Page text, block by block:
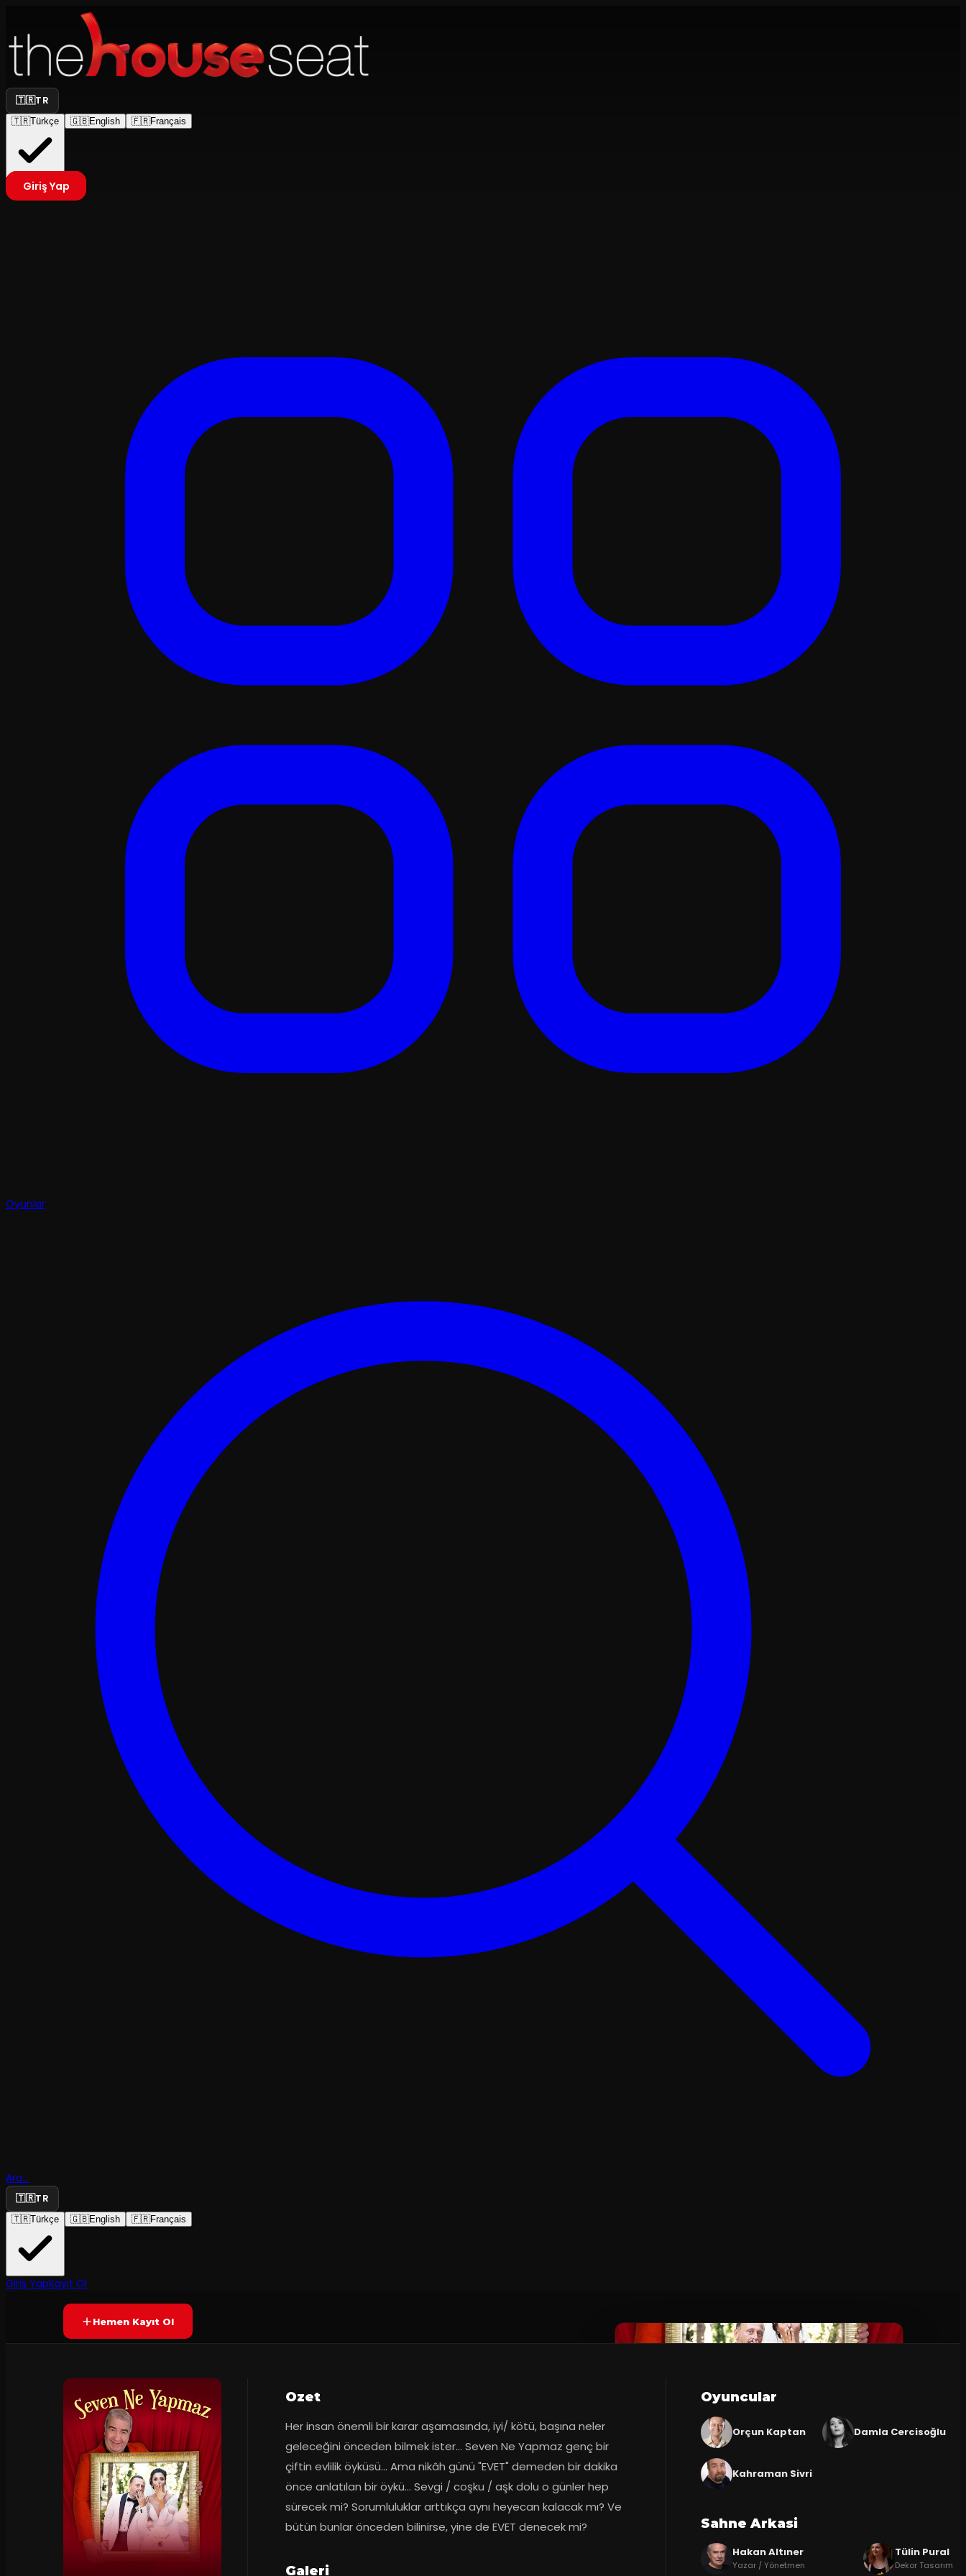
🇹🇷TR
🇹🇷Türkçe 🇬🇧English 🇫🇷Français
Giriş Yap
Oyunlar
Ara...
🇹🇷TR
🇹🇷Türkçe 🇬🇧English 🇫🇷Français
Giriş YapKayıt Ol
Yapmaz
YAKINDA
Hemen Kayıt Ol
Ozet
Her insan önemli bir karar aşamasında, iyi/ kötü, başına neler
geleceğini önceden bilmek ister... Seven Ne Yapmaz genç bir
çiftin evlilik öyküsü... Ama nikâh günü "EVET" demeden bir dakika
önce anlatılan bir öykü... Sevgi / coşku / aşk dolu o günler hep
sürecek mi? Sorumluluklar arttıkça aynı heyecan kalacak mı? Ve
bütün bunlar önceden bilinirse, yine de EVET denecek mi?
Galeri
Oyuncular
Orçun Kaptan Damla Cercisoğlu
Kahraman Sivri
Sahne Arkasi
Hakan Altıner
Yazar / Yönetmen
Tülin Pural
Dekor Tasarım